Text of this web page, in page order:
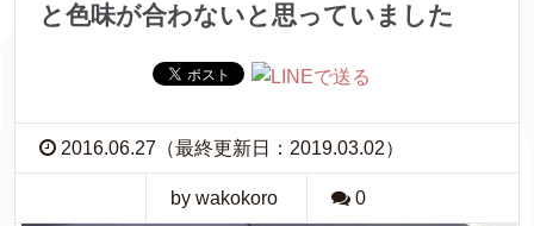
と色味が合わないと思っていました
2016.06.27（最終更新日：2019.03.02）
by wakokoro 0